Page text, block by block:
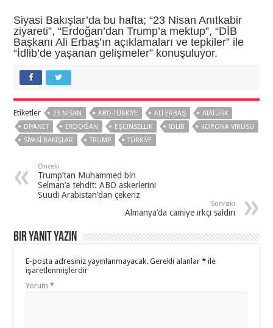
Siyasi Bakışlar’da bu hafta; “23 Nisan Anıtkabir
ziyareti”, “Erdoğan’dan Trump’a mektup”, “DİB
Başkanı Ali Erbaş’ın açıklamaları ve tepkiler” ile
“İdlib’de yaşanan gelişmeler” konuşuluyor.
Etiketler 23 NISAN ABD-TÜRKIYE ALI ERBAŞ
ATATÜRK
DIYANET
ERDOĞAN EŞCINSELLIK IDLIB
KORONA VIRÜSÜ
SIYASI BAKIŞLAR
TRUMP TÜRKIYE
Önceki
Trump’tan Muhammed bin
Selman’a tehdit: ABD askerlerini
Suudi Arabistan’dan çekeriz
Sonraki
Almanya’da camiye ırkçı saldırı
Bir yanıt yazın
E-posta adresiniz yayınlanmayacak. Gerekli alanlar* ile
işaretlenmişlerdir
Yorum*